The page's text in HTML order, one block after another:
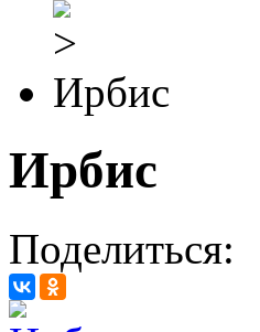
Ирбис
Ирбис
Поделиться: